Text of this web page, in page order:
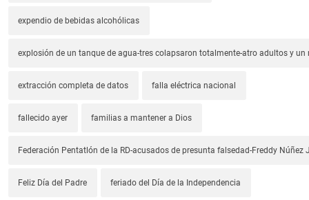
expendio de bebidas alcohólicas
explosión de un tanque de agua-tres colapsaron totalmente-atro adultos y un
extracción completa de datos falla eléctrica nacional
fallecido ayer familias a mantener a Dios
Federación Pentatlón de la RD-acusados de presunta falsedad-Freddy Núñez
Feliz Día del Padre feriado del Día de la Independencia